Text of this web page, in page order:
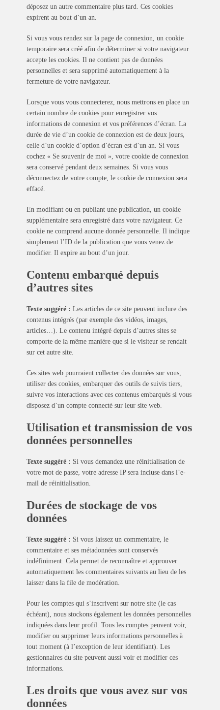
déposez un autre commentaire plus tard. Ces cookies
expirent au bout d’un an.
Si vous vous rendez sur la page de connexion, un cookie
temporaire sera créé afin de déterminer si votre navigateur
accepte les cookies. Il ne contient pas de données
personnelles et sera supprimé automatiquement à la
fermeture de votre navigateur.
Lorsque vous vous connecterez, nous mettrons en place un
certain nombre de cookies pour enregistrer vos
informations de connexion et vos préférences d’écran. La
durée de vie d’un cookie de connexion est de deux jours,
celle d’un cookie d’option d’écran est d’un an. Si vous
cochez « Se souvenir de moi », votre cookie de connexion
sera conservé pendant deux semaines. Si vous vous
déconnectez de votre compte, le cookie de connexion sera
effacé.
En modifiant ou en publiant une publication, un cookie
supplémentaire sera enregistré dans votre navigateur. Ce
cookie ne comprend aucune donnée personnelle. Il indique
simplement l’ID de la publication que vous venez de
modifier. Il expire au bout d’un jour.
Contenu embarqué depuis
d’autres sites
Texte suggéré : Les articles de ce site peuvent inclure des
contenus intégrés (par exemple des vidéos, images,
articles…). Le contenu intégré depuis d’autres sites se
comporte de la même manière que si le visiteur se rendait
sur cet autre site.
Ces sites web pourraient collecter des données sur vous,
utiliser des cookies, embarquer des outils de suivis tiers,
suivre vos interactions avec ces contenus embarqués si vous
disposez d’un compte connecté sur leur site web.
Utilisation et transmission de vos
données personnelles
Texte suggéré : Si vous demandez une réinitialisation de
votre mot de passe, votre adresse IP sera incluse dans l’e-
mail de réinitialisation.
Durées de stockage de vos
données
Texte suggéré : Si vous laissez un commentaire, le
commentaire et ses métadonnées sont conservés
indéfiniment. Cela permet de reconnaître et approuver
automatiquement les commentaires suivants au lieu de les
laisser dans la file de modération.
Pour les comptes qui s’inscrivent sur notre site (le cas
échéant), nous stockons également les données personnelles
indiquées dans leur profil. Tous les comptes peuvent voir,
modifier ou supprimer leurs informations personnelles à
tout moment (à l’exception de leur identifiant). Les
gestionnaires du site peuvent aussi voir et modifier ces
informations.
Les droits que vous avez sur vos
données